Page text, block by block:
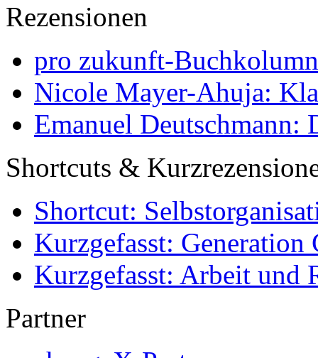
Rezensionen
pro zukunft-
Nicole Mayer-Ahuja:
Emanuel Deutschmann:
Shortcuts &
Shortcut:
Kurzgefasst: Generation
Kurzgefasst: Arbeit und
Partner